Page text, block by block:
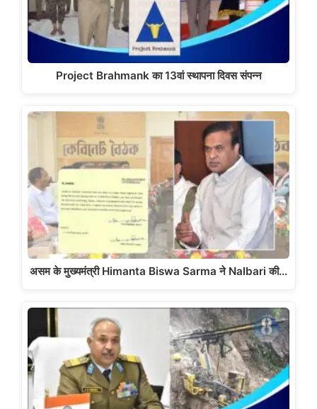
Project Brahmank का 13वां स्थापना दिवस संपन्न
असम के मुख्यमंत्री Himanta Biswa Sarma ने Nalbari की…